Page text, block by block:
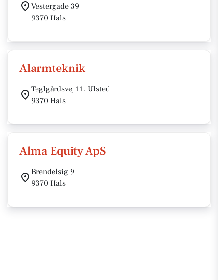
Vestergade 39
9370 Hals
Alarmteknik
Teglgårdsvej 11, Ulsted
9370 Hals
Alma Equity ApS
Brendelsig 9
9370 Hals